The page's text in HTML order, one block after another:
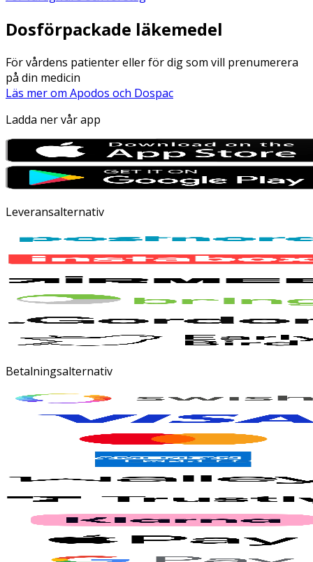
Dosförpackade läkemedel
För vårdens patienter eller för dig som vill prenumerera
på din medicin
Läs mer om Apodos och Dospac
Ladda ner vår app
Leveransalternativ
Betalningsalternativ